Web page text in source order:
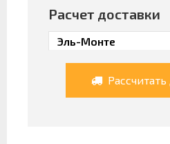
Расчет доставки